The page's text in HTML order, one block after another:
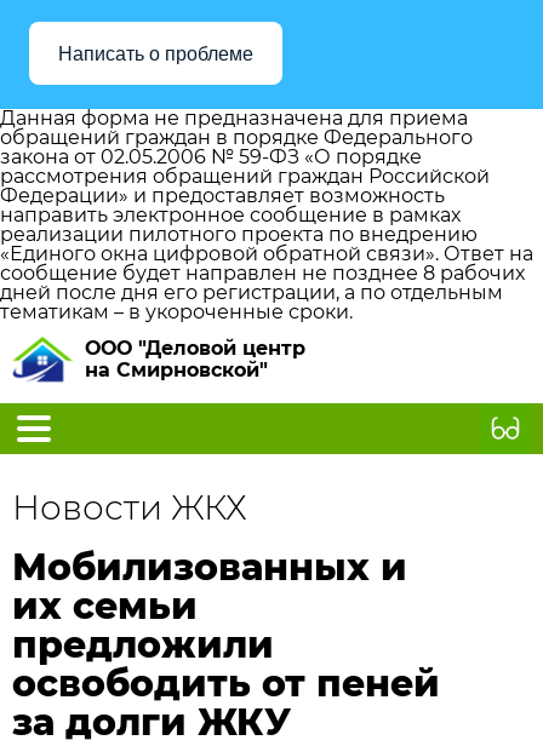
Написать о проблеме
Данная форма не предназначена для приема
обращений граждан в порядке Федерального
закона от 02.05.2006 № 59-ФЗ «О порядке
рассмотрения обращений граждан Российской
Федерации» и предоставляет возможность
направить электронное сообщение в рамках
реализации пилотного проекта по внедрению
«Единого окна цифровой обратной связи». Ответ на
сообщение будет направлен не позднее 8 рабочих
дней после дня его регистрации, а по отдельным
тематикам – в укороченные сроки.
ООО "Деловой центр
на Смирновской"
Новости ЖКХ
Мобилизованных и
их семьи
предложили
освободить от пеней
за долги ЖКУ